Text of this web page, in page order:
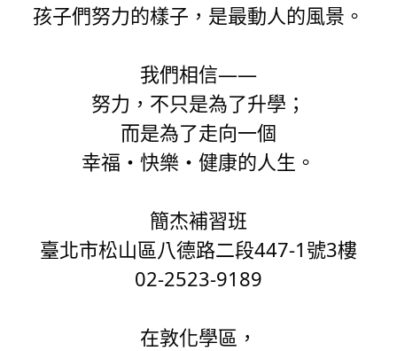
孩子們努力的樣子，是最動人的風景。
我們相信——
努力，不只是為了升學；
而是為了走向一個
幸福・快樂・健康的人生。
簡杰補習班
臺北市松山區八德路二段447-1號3樓
02-2523-9189
在敦化學區，